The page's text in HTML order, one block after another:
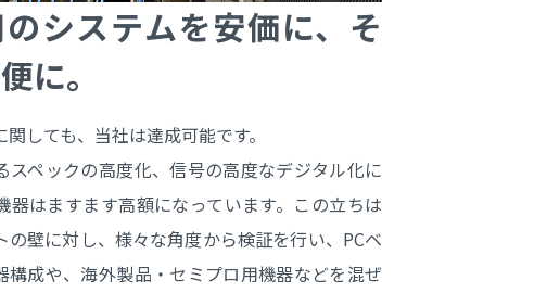
システムを安価に、そ
に。
しても、当社は達成可能です。
スペックの高度化、信号の高度なデジタル化に
器はますます高額になっています。この立ちは
の壁に対し、様々な角度から検証を行い、PCベ
構成や、海外製品・セミプロ用機器などを混ぜ